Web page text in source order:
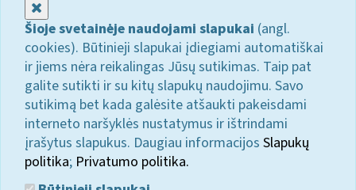
Šioje svetainėje naudojami slapukai (angl.
cookies). Būtinieji slapukai įdiegiami automatiškai
ir jiems nėra reikalingas Jūsų sutikimas. Taip pat
galite sutikti ir su kitų slapukų naudojimu. Savo
sutikimą bet kada galėsite atšaukti pakeisdami
interneto naršyklės nustatymus ir ištrindami
įrašytus slapukus. Daugiau informacijos Slapukų
politika; Privatumo politika.